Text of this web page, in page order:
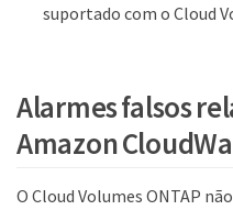
suportado com o Cloud
Alarmes falsos
Amazon
O Cloud Volumes ONTAP